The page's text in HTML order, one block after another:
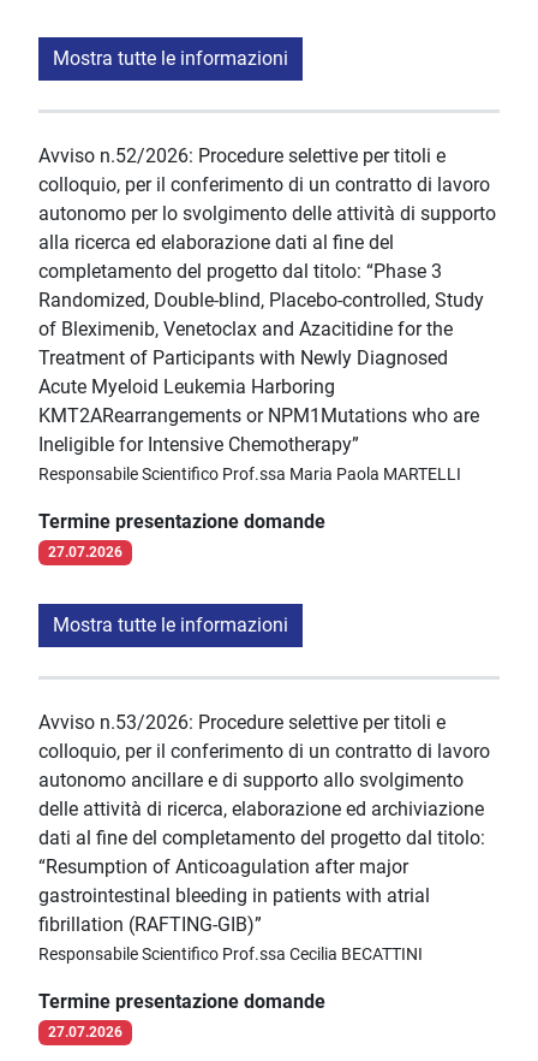
Mostra tutte le informazioni
Avviso n.52/2026: Procedure selettive per titoli e
colloquio, per il conferimento di un contratto di lavoro
autonomo per lo svolgimento delle attività di supporto
alla ricerca ed elaborazione dati al fine del
completamento del progetto dal titolo: “Phase 3
Randomized, Double-blind, Placebo-controlled, Study
of Bleximenib, Venetoclax and Azacitidine for the
Treatment of Participants with Newly Diagnosed
Acute Myeloid Leukemia Harboring
KMT2ARearrangements or NPM1Mutations who are
Ineligible for Intensive Chemotherapy”
Responsabile Scientifico Prof.ssa Maria Paola MARTELLI
Termine presentazione domande
27.07.2026
Mostra tutte le informazioni
Avviso n.53/2026: Procedure selettive per titoli e
colloquio, per il conferimento di un contratto di lavoro
autonomo ancillare e di supporto allo svolgimento
delle attività di ricerca, elaborazione ed archiviazione
dati al fine del completamento del progetto dal titolo:
“Resumption of Anticoagulation after major
gastrointestinal bleeding in patients with atrial
fibrillation (RAFTING-GIB)”
Responsabile Scientifico Prof.ssa Cecilia BECATTINI
Termine presentazione domande
27.07.2026